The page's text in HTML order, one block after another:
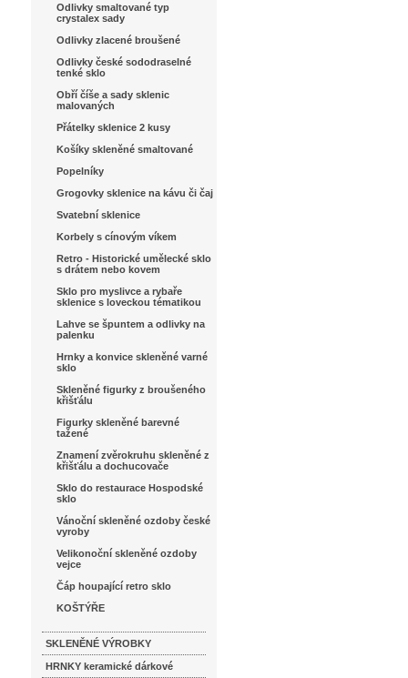
Odlivky smaltované typ
crystalex sady
Odlivky zlacené broušené
Odlivky české sododraselné
tenké sklo
Obří číše a sady sklenic
malovaných
Přátelky sklenice 2 kusy
Košíky skleněné smaltované
Popelníky
Grogovky sklenice na kávu či čaj
Svatební sklenice
Korbely s cínovým víkem
Retro - Historické umělecké sklo
s drátem nebo kovem
Sklo pro myslivce a rybaře
sklenice s loveckou tématikou
Lahve se špuntem a odlivky na
palenku
Hrnky a konvice skleněné varné
sklo
Skleněné figurky z broušeného
křišťálu
Figurky skleněné barevné
tažené
Znamení zvěrokruhu skleněné z
křišťálu a dochucovače
Sklo do restaurace Hospodské
sklo
Vánoční skleněné ozdoby české
vyroby
Velikonoční skleněné ozdoby
vejce
Čáp houpající retro sklo
KOŠTÝŘE
SKLENĚNÉ VÝROBKY
HRNKY keramické dárkové